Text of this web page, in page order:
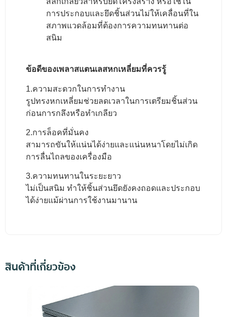
การประกอบและยึดชิ้นส่วนไม่ให้เคลื่อนที่ใน
สภาพแวดล้อมที่ต้องการความทนทานต่อ
สนิม
ข้อดีของเพลาสแตนเลสหกเหลี่ยมที่ควรรู้
1.ความสะดวกในการทำงาน
รูปทรงหกเหลี่ยมช่วยลดเวลาในการเตรียมชิ้นส่วน
ก่อนการกลึงหรือทำเกลียว
2.การล็อคที่มั่นคง
สามารถขันให้แน่นได้ง่ายและแน่นหนาโดยไม่เกิด
การลื่นไถลของเครื่องมือ
3.ความทนทานในระยะยาว
ไม่เป็นสนิม ทำให้ชิ้นส่วนยึดยังคงถอดและประกอบ
ได้ง่ายแม้ผ่านการใช้งานมานาน
สินค้าที่เกี่ยวข้อง